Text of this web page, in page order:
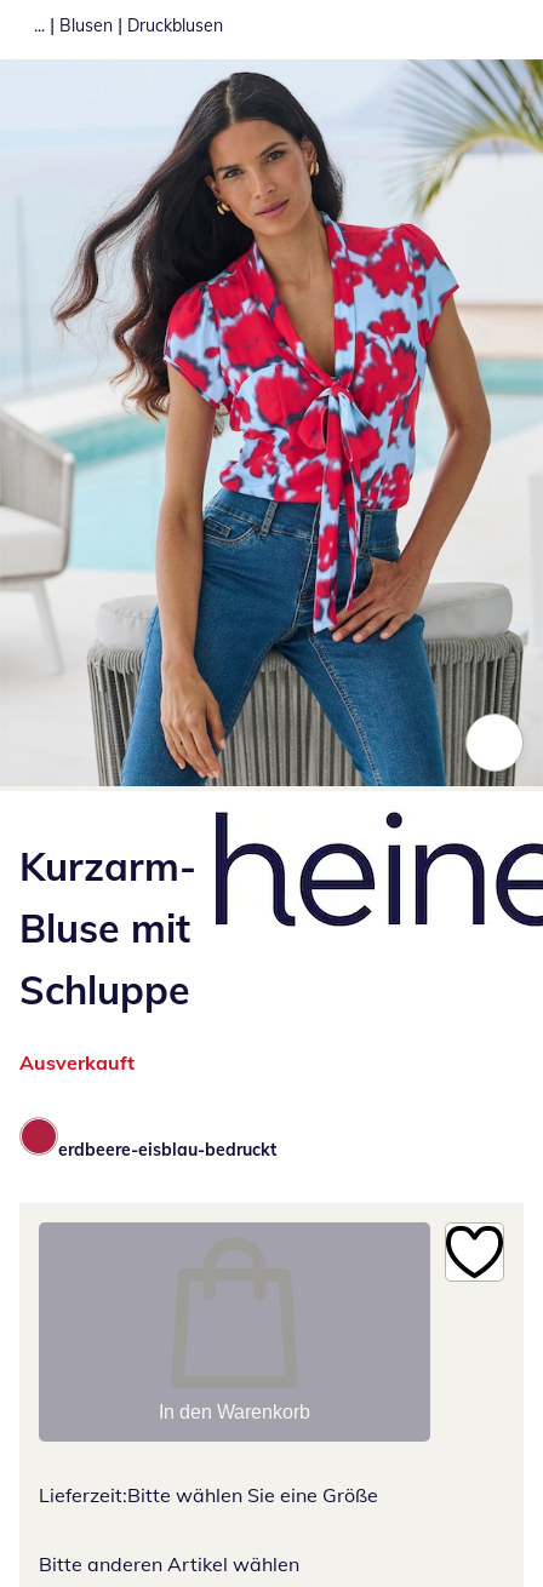
... | Blusen | Druckblusen
Kurzarm-
Bluse mit
Schluppe
Ausverkauft
erdbeere-eisblau-bedruckt
In den Warenkorb
Lieferzeit:Bitte wählen Sie eine Größe
Bitte anderen Artikel wählen